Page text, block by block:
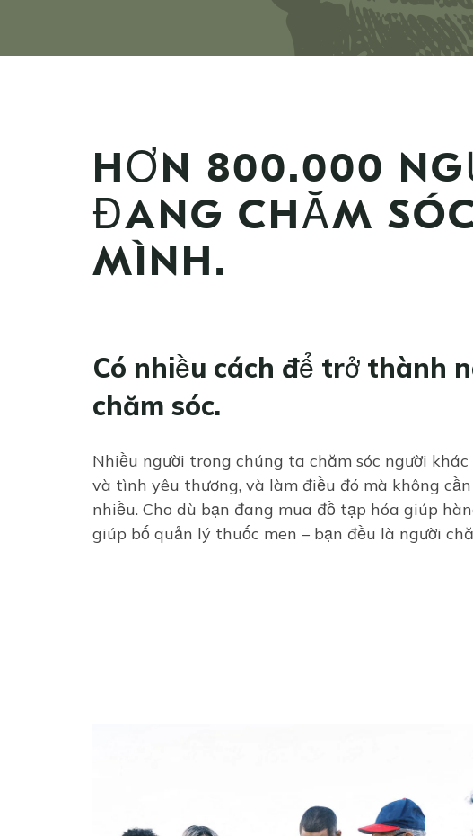
HƠN 800.000
ĐANG CHĂM
MÌNH.
Có nhiều cách để trở thành
chăm sóc.
Nhiều người trong chúng ta chăm sóc người khác
và tình yêu thương, và làm điều đó mà không
nhiều. Cho dù bạn đang mua đồ tạp hóa giúp
giúp bố quản lý thuốc men – bạn đều là người